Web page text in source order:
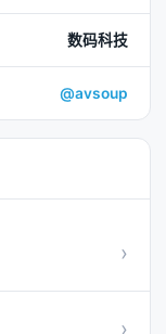
数码科技
@avsoup
›
›